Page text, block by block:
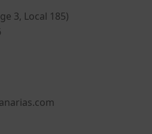
3, Local 185)